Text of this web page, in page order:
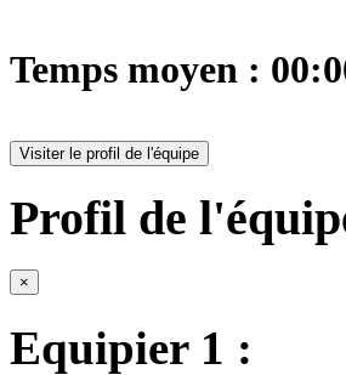
Temps moyen :
Visiter le profil de l'équipe
Profil de
×
Equipier 1 :